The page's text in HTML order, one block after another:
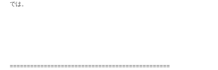
では。
===============================================